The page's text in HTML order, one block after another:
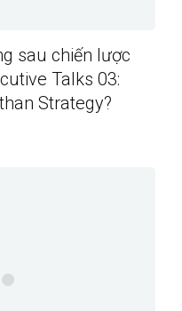
sau chiến lược
Talks 03:
Strategy?